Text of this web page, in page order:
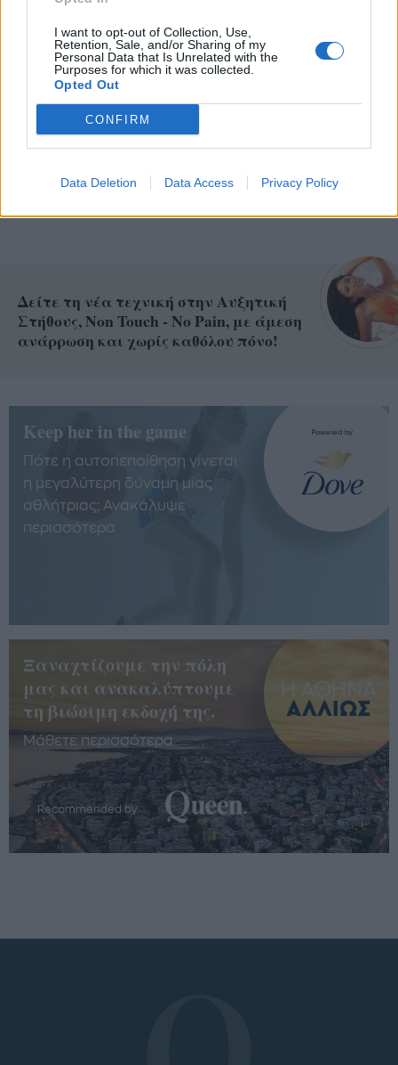
I want to opt-out of Collection, Use,
Retention, Sale, and/or Sharing of my
Personal Data that Is Unrelated with the
Purposes for which it was collected.
Opted Out
CONFIRM
Data Deletion Data Access Privacy Policy
Στάνκογλου όπως λέμε Kurt Cobain: H throwback
φωτογραφία με μακριά ξανθά μαλλιά και τα επικά
σχόλια
έστω και με χιούμορ - σε τοξικό σχόλιο για πλαστικές;
Δείτε τη νέα τεχνική στην Αυξητική
Στήθους, Non Touch - No Pain, με άμεση
ανάρρωση και χωρίς καθόλου πόνο!
Keep her in the game
Πότε η αυτοπεποίθηση γίνεται
η μεγαλύτερη δύναμη μίας
αθλήτριας; Ανακάλυψε
περισσότερα
Ξαναχτίζουμε την πόλη
μας και ανακαλύπτουμε
τη βιώσιμη εκδοχή της.
Μάθετε περισσότερα
Recommended by